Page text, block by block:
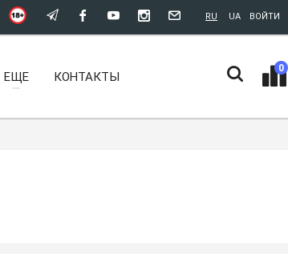
ВОЙТИ
RU UA
0
ЕЩЕ КОНТАКТЫ